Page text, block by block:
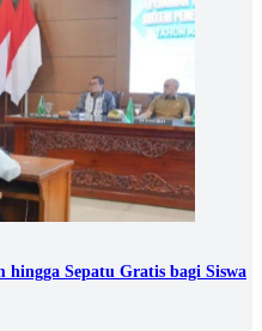
Sepatu Gratis bagi Siswa